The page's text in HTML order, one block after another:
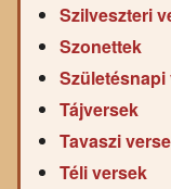
Szilveszteri
Szonettek
Születésnapi
Tájversek
Tavaszi
Téli versek